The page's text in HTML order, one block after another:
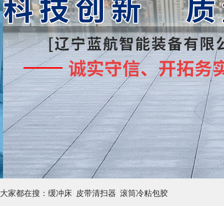
大家都在搜： 缓冲床 皮带清扫器 滚筒冷粘包胶